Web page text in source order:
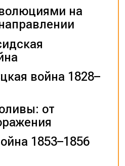
на
война 1828–
от
1853–1856